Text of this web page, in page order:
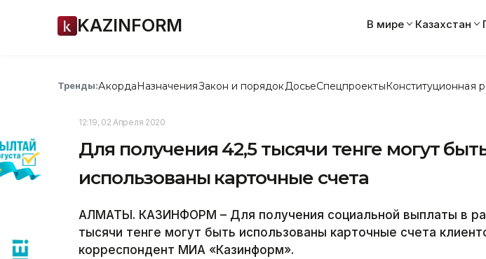
KAZINFORM В мире Казахстан
Тренды:АкордаНазначенияЗакон и порядок ДосьеСпецпроектыКонституционная
12:19, 02 Апреля 2020
Для получения 42,5 тысячи тенге могут
использованы карточные счета
АЛМАТЫ. КАЗИНФОРМ – Для получения социальной выплаты в
тысячи тенге могут быть использованы карточные счета
корреспондент МИА «Казинформ».